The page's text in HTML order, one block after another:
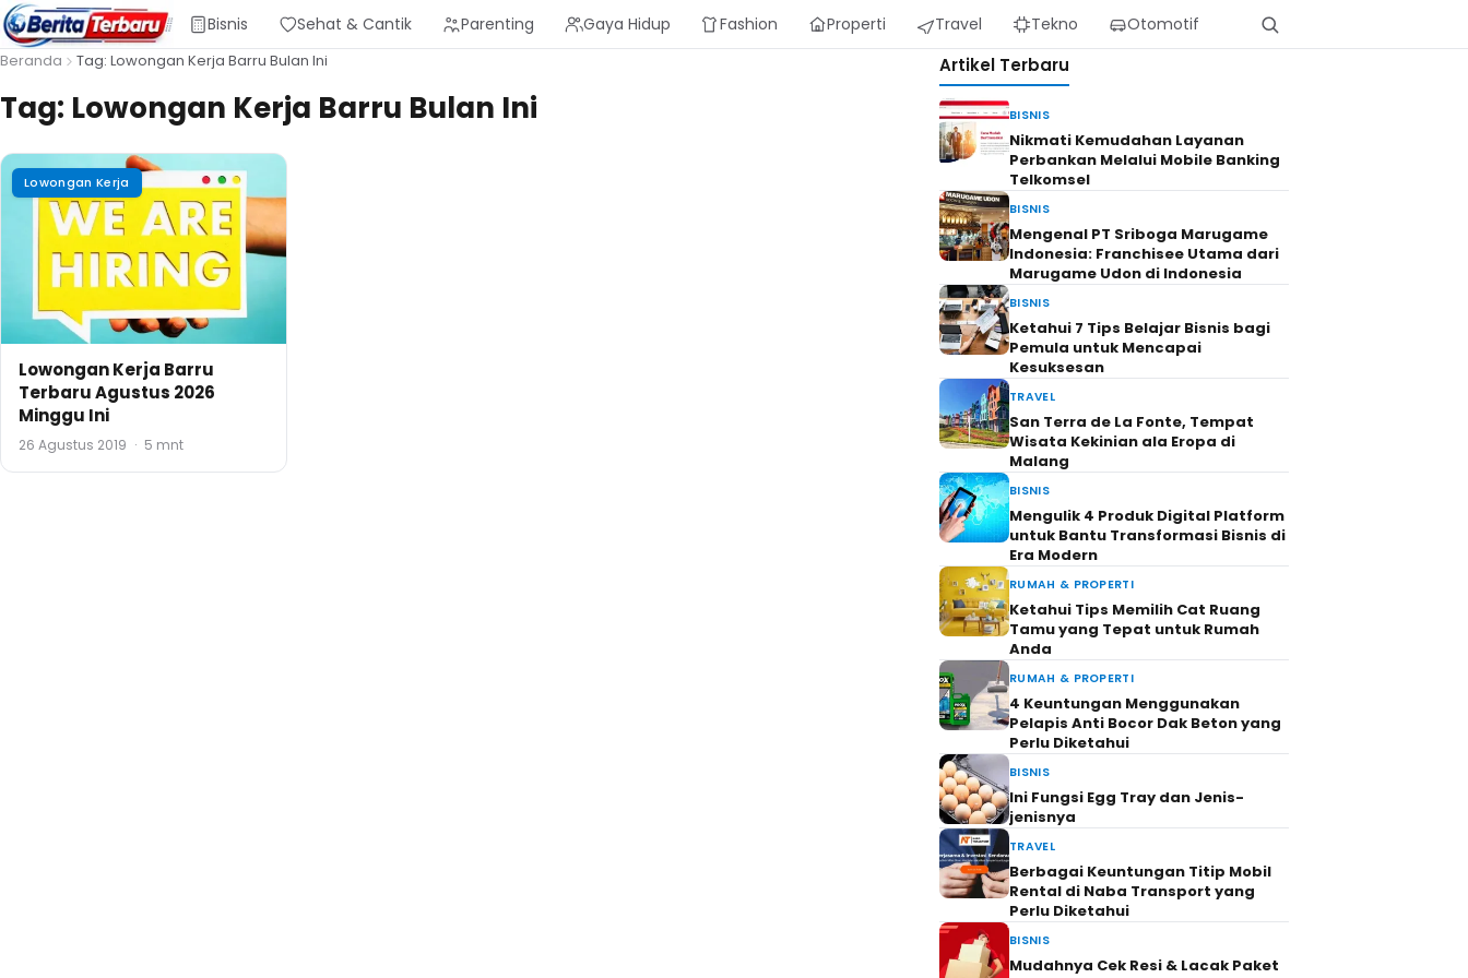
Bisnis Sehat & Cantik Parenting Gaya Hidup Fashion Properti Travel Tekno Otomotif
Beranda Tag: Lowongan Kerja Barru Bulan Ini
Tag: Lowongan Kerja Barru Bulan Ini
Lowongan Kerja
Lowongan Kerja Barru
Terbaru Agustus 2026
Minggu Ini
26 Agustus 2019 · 5 mnt
Artikel Terbaru
BISNIS
Nikmati Kemudahan Layanan
Perbankan Melalui Mobile Banking
Telkomsel
BISNIS
Mengenal PT Sriboga Marugame
Indonesia: Franchisee Utama dari
Marugame Udon di Indonesia
BISNIS
Ketahui 7 Tips Belajar Bisnis bagi
Pemula untuk Mencapai
Kesuksesan
TRAVEL
San Terra de La Fonte, Tempat
Wisata Kekinian ala Eropa di
Malang
BISNIS
Mengulik 4 Produk Digital Platform
untuk Bantu Transformasi Bisnis di
Era Modern
RUMAH & PROPERTI
Ketahui Tips Memilih Cat Ruang
Tamu yang Tepat untuk Rumah
Anda
RUMAH & PROPERTI
4 Keuntungan Menggunakan
Pelapis Anti Bocor Dak Beton yang
Perlu Diketahui
BISNIS
Ini Fungsi Egg Tray dan Jenis-
jenisnya
TRAVEL
Berbagai Keuntungan Titip Mobil
Rental di Naba Transport yang
Perlu Diketahui
BISNIS
Mudahnya Cek Resi & Lacak Paket